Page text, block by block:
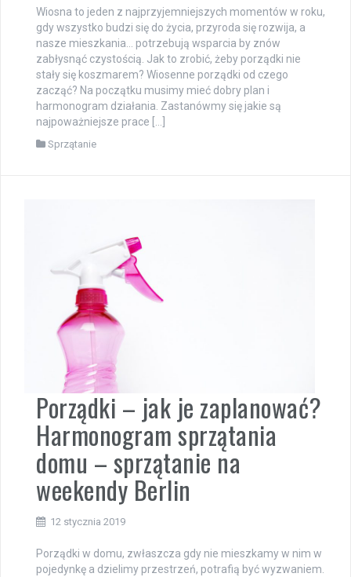
Wiosna to jeden z najprzyjemniejszych momentów w roku,
gdy wszystko budzi się do życia, przyroda się rozwija, a
nasze mieszkania… potrzebują wsparcia by znów
zabłysnąć czystością. Jak to zrobić, żeby porządki nie
stały się koszmarem? Wiosenne porządki od czego
zacząć? Na początku musimy mieć dobry plan i
harmonogram działania. Zastanówmy się jakie są
najpoważniejsze prace […]
Sprzątanie
Porządki – jak je zaplanować?
Harmonogram sprzątania
domu – sprzątanie na
weekendy Berlin
12 stycznia 2019
Porządki w domu, zwłaszcza gdy nie mieszkamy w nim w
pojedynkę a dzielimy przestrzeń, potrafią być wyzwaniem.